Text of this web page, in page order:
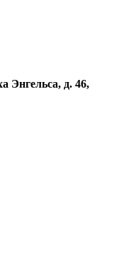
Энгельса, д. 46,